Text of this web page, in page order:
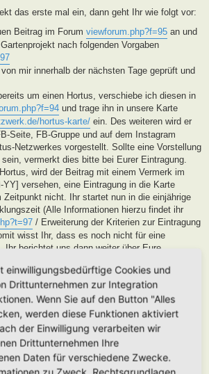
das erste mal ein, dann geht Ihr wie folgt vor:
Beitrag im Forum viewforum.php?f=95 an und
nach folgenden Vorgaben
mir innerhalb der nächsten Tage geprüft und
um einen Hortus, verschiebe ich diesen in
und trage ihn in unsere Karte
hortus-karte/ ein. Des weiteren wird er
Seite, FB-Gruppe und auf dem Instagram
Netzwerkes vorgestellt. Sollte eine Vorstellung
vermerkt dies bitte bei Eurer Eintragung.
wird der Beitrag mit einem Vermerk im
YY] versehen, eine Eintragung in die Karte
Zeitpunkt nicht. Ihr startet nun in die einjährige
(Alle Informationen hierzu findet ihr
/ Erweiterung der Kriterien zur Eintragung
wisst Ihr, dass es noch nicht für eine
Ihr berichtet uns dann weiter über Eure
Gartens. Wenn unser Moderatorenteam der
Garten ist soweit, werden wir diesen als Hortus
erfolgt spätestens nach Ablauf des
Stellen wir in dieser Zeit keine
wir die Eintragung archivieren.
um keinen Hortus sondern um ein
Gartenprojekte, die keinen klassischen
Zonen darstellen, aber in Anlehnung an das
einwilligungsbedürftige Cookies und
Drittunternehmen zur Integration
Wenn Sie auf den Button "Alles
werden diese Funktionen aktiviert
der Einwilligung verarbeiten wir
Drittunternehmen Ihre
Daten für verschiedene Zwecke.